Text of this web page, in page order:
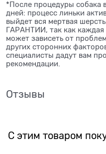
*После процедуры собака
дней: процесс линьки
выйдет вся мертвая
ГАРАНТИИ, так как каждая
может зависеть от
других сторонних
специалисты дадут вам
рекомендации.
Отзывы
С этим товаром